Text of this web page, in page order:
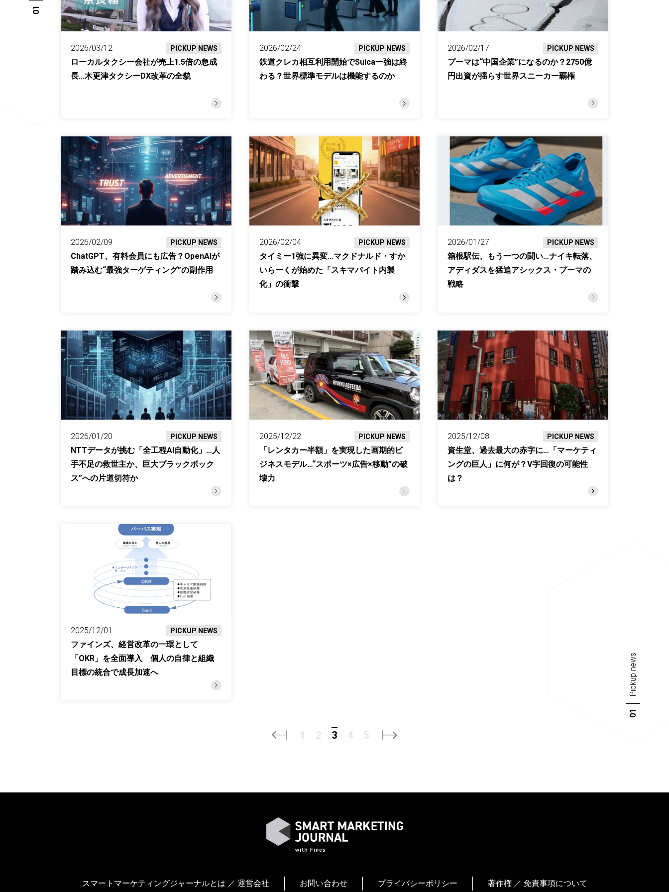
01
01
Pickup news
2026/03/12 PICKUP NEWS
ローカルタクシー会社が売上1.5倍の急成
長…木更津タクシーDX改革の全貌
2026/02/24 PICKUP NEWS
鉄道クレカ相互利用開始でSuica一強は終
わる？世界標準モデルは機能するのか
2026/02/17 PICKUP NEWS
プーマは“中国企業”になるのか？2750億
円出資が揺らす世界スニーカー覇権
2026/02/09 PICKUP NEWS
ChatGPT、有料会員にも広告？OpenAIが
踏み込む“最強ターゲティング”の副作用
2026/02/04 PICKUP NEWS
タイミー1強に異変…マクドナルド・すか
いらーくが始めた「スキマバイト内製
化」の衝撃
2026/01/27 PICKUP NEWS
箱根駅伝、もう一つの闘い…ナイキ転落、
アディダスを猛追アシックス・プーマの
戦略
2026/01/20 PICKUP NEWS
NTTデータが挑む「全工程AI自動化」…人
手不足の救世主か、巨大ブラックボック
ス”への片道切符か
2025/12/22 PICKUP NEWS
「レンタカー半額」を実現した画期的ビ
ジネスモデル…“スポーツ×広告×移動”の破
壊力
2025/12/08 PICKUP NEWS
資生堂、過去最大の赤字に…「マーケティ
ングの巨人」に何が？V字回復の可能性
は？
2025/12/01 PICKUP NEWS
ファインズ、経営改革の一環として
「OKR」を全面導入 個人の自律と組織
目標の統合で成長加速へ
1 2 3 4 5
スマートマーケティングジャーナルとは ／ 運営会社 お問い合わせ プライバシーポリシー 著作権 ／ 免責事項について